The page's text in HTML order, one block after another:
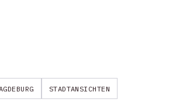
STADTANSICHTEN